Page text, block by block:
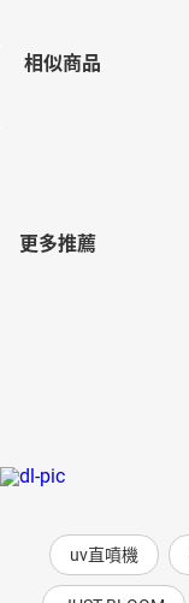
相似商品
更多推薦
uv直噴機